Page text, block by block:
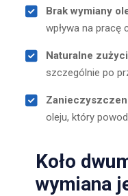
Brak wymiany
wpływa na pracę
Naturalne
szczególnie po
oleju, który
Koło
wymiana